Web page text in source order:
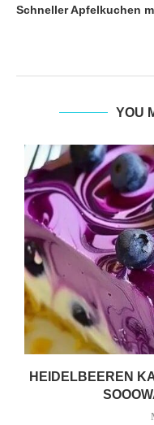
Schneller Apfelkuchen
YOU
HEIDELBEEREN